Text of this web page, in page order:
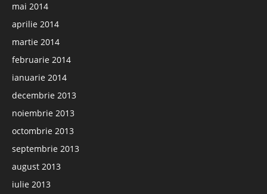
mai 2014
aprilie 2014
martie 2014
februarie 2014
ianuarie 2014
decembrie 2013
noiembrie 2013
octombrie 2013
septembrie 2013
august 2013
iulie 2013